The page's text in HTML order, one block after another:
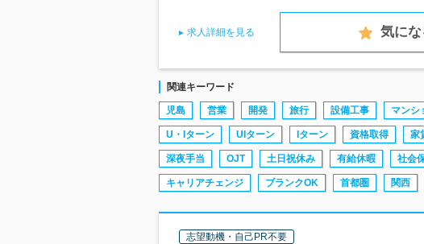
求人詳細を見る 気にな
関連キーワード
児島 営業 開発 旅行 設備工事 マンシ
U・Iターン UIターン Iターン 資格取得 家
深夜手当 OJT 土日祝休み 有給休暇 社会
キャリアチェンジ ブランクOK 首都圏 関西
志望動機・自己PR不要